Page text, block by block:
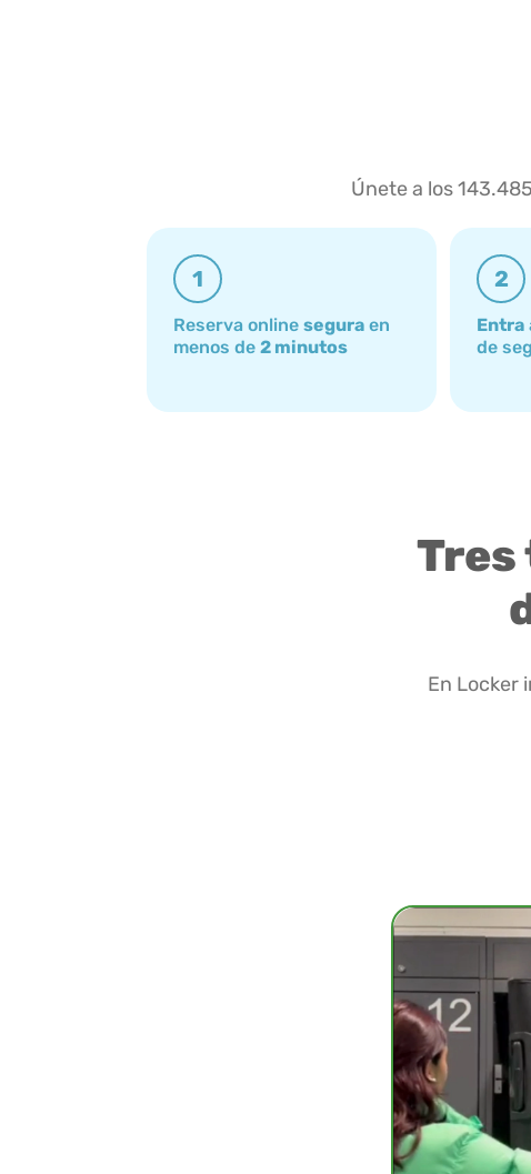
Únete a los
1
Reserva online segura en
menos de 2 minutos
2
Entra
de
Tres
En Locker